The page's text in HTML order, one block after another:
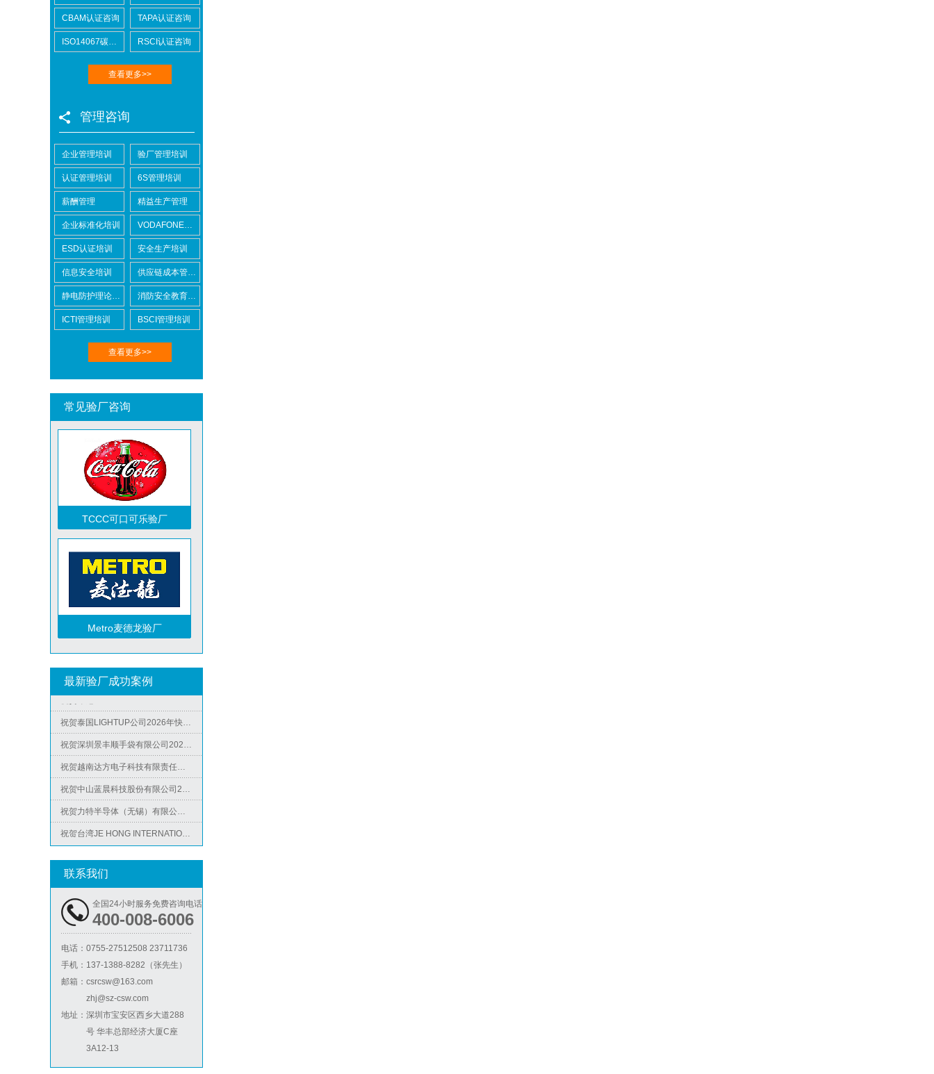
CBAM认证咨询 TAPA认证咨询
ISO14067碳足迹 RSCI认证咨询
查看更多>>
管理咨询
企业管理培训 验厂管理培训
认证管理培训 6S管理培训
薪酬管理 精益生产管理
企业标准化培训 VODAFONE认证知识培训
ESD认证培训 安全生产培训
信息安全培训 供应链成本管控培训
静电防护理论培训 消防安全教育培训
ICTI管理培训 BSCI管理培训
查看更多>>
常见验厂咨询
Lowe's劳氏验厂
BSCI验厂
ICTI验厂
TCCC可口可乐验厂
Metro麦德龙验厂
ICS验厂
Lowe's劳氏验厂
BSCI验厂
ICTI验厂
最新验厂成功案例
祝贺越南达方电子科技有限责任公司2026年快速通过RBA-VAP审核并取得178分银牌
祝贺河南意诺康医疗器械有限公司2026年快速通过GMP认证
祝贺泰国LIGHTUP公司2026年快速通过SCAN验厂审核并取得99分
祝贺深圳景丰顺手袋有限公司2026年快速通过SGS-GRS认证
祝贺越南达方电子科技有限责任公司2026年快速通过RBA-VAP审核并取得178分银牌
祝贺中山蓝晨科技股份有限公司2026年快速通过BSCI验厂-B级
祝贺力特半导体（无锡）有限公司2026年快速通过RBA-VAP认证审核并取得170.2分
祝贺台湾JE HONG INTERNATIONAL TEXTILE CO., LTD 2026年快速通过GRS认证
祝贺立讯技术（越南）有限公司2026年快速通过RBA-VAP认证审核，斩获金牌评级！
祝贺印尼PT EVERPRO INDONESIA TECHNOLOGIES公司2026年快速通过RBA-VAP审核
联系我们
全国24小时服务免费咨询电话
400-008-6006
电话： 0755-27512508 23711736
手机： 137-1388-8282（张先生）
邮箱： csrcsw@163.com
zhj@sz-csw.com
地址： 深圳市宝安区西乡大道288
号 华丰总部经济大厦C座
3A12-13